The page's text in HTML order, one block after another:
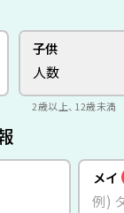
子供
2歳以上、12歳未満
メイ